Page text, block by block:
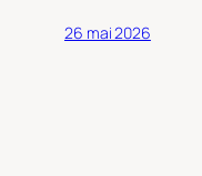
26 mai 2026